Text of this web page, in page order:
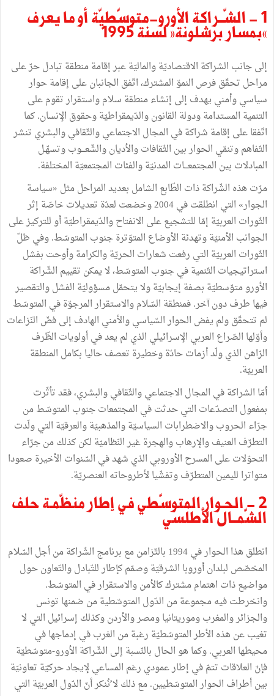
1 - الشّــراكة الأورو-متوسّطيّة أو ما يعرف
«بمسار برشلونة» لسنة 1995
إلى جانب الشراكة الاقتصاديّة والماليّة عبر إقامة منطقة تبادل حرّ على
مراحل تحقّق فرص النموّ المشترك، اتّفق الجانبان على إقامة حوار
سياسي وأمني يهدف إلى إنشاء منطقة سلام واستقرار تقوم على
التنمية المستدامة ودولة القانون والدّيمقراطيّة وحقوق الإنسان. كما
اتّفقا على إقامة شراكة في المجال الاجتماعي والثّقافي والبشري تنشر
التّفاهم وتنمّي الحوار بين الثّقافات والأديان والشّعـــوب وتسهّـل
المبادلات بين المجتمعـــات المدنيّة والفئات المجتمعيّة المختلفة.
مرّت هذه الشّراكة ذات الطّابع الشامل بعديد المراحل مثل «سياسة
الجوار» التي انطلقت في 2004 وخضعت لعدّة تعديلات خاصّة إثر
الثّورات العربيّة إمّا للتشجيع على الانفتاح والدّيمقراطيّة أو للتركيز على
الجوانب الأمنيّة وتهدئة الأوضاع المتوّترة جنوب المتوسّط. وفي ظلّ
الثّورات العربيّة التي رفعت شعارات الحريّة والكرامة وأوحت بفشل
استراتيجيات التّنمية في جنوب المتوسّط، لا يمكن تقييم الشّراكة
الأورو متوّسطيّة بصفة إيجابيّة ولا يتحمّل مسؤوليّة الفشل والتقصير
فيها طرف دون آخر. فمنطقة السّلام والاستقرار المرجوّة في المتوسّط
لم تتحقّق ولم يفض الحوار السّياسي والأمني الهادف إلى فضّ النّزاعات
وأوّلها الصّراع العربي الإسرائيلي الذي لم يعد في أولويات الظّرف
الرّاهن الذي ولّد أزمات حادّة وخطيرة تعصف حاليا بكامل المنطقة
العربيّة.
أمّا الشراكة في المجال الاجتماعي والثّقافي والبشري، فقد تأثّرت
بمفعول التصدّعات التي حدثت في المجتمعات جنوب المتوسّط من
جرّاء الحروب والاضطرابات السياسيّة والمذهبيّة والعرقيّة التي ولّدت
التطرّف العنيف والإرهاب والهجرة غير النّظاميّة لكن كذلك من جرّاء
التحوّلات على المسرح الأوروبي الذي شهد في السّنوات الأخيرة صعودا
متواترا لليمين المتطرّف وتفشّيا لأطروحاته العنصريّة.
2 - الحـوار المتوسّطي في إطار منظّمـة حلف
الشّمــال الأطلسي
انطلق هذا الحوار في 1994 بالتّزامن مع برنامج الشّراكة من أجل السّلام
المخصّص لبلدان أوروبا الشرقيّة وصمّم كإطار للتّبادل والتّعاون حول
مواضيع ذات اهتمام مشترك كالأمن والاستقرار في المتوسّط.
وانخرطت فيه مجموعة من الدّول المتوسّطية من ضمنها تونس
والجزائر والمغرب وموريتانيا ومصر والأردن وكذلك إسرائيل التي لا
تغيب عن هذه الأطر المتوسّطيّة رغبة من الغرب في إدماجها في
محيطها العربي. وكما هو الحال بالنّسبة إلى الشّراكة الأورو-متوسّطيّة
فإنّ العلاقات تتمّ في إطار عمودي رغم المساعي لإيجاد حركيّة تعاونيّة
بين أطراف الحوار المتوسّطيين. مع ذلك لا ُنُنكر أنّ الدّول العربيّة التي